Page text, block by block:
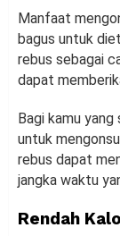
Manfaat
bagus untuk
rebus sebagai
dapat
Bagi kamu
untuk
rebus dapat
jangka waktu
Rendah